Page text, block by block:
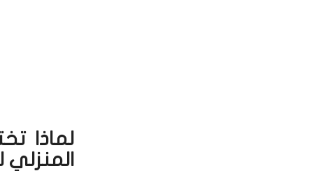
لماذا
المنزلي